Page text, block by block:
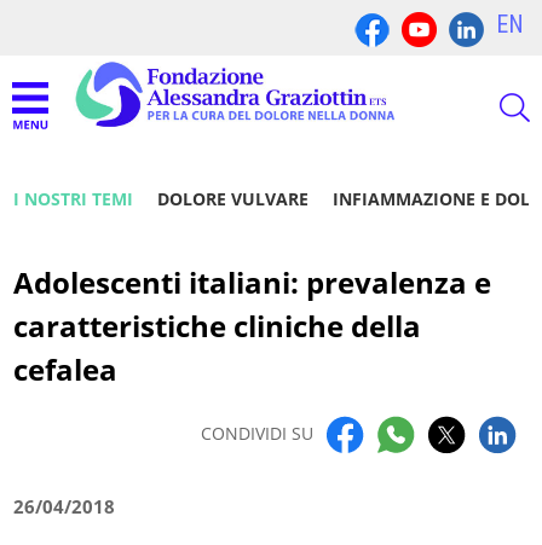
EN
I NOSTRI TEMI DOLORE VULVARE INFIAMMAZIONE E
Adolescenti italiani: prevalenza e
caratteristiche cliniche della
cefalea
CONDIVIDI SU
26/04/2018